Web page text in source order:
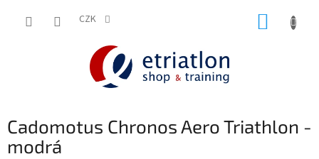
CZK
Cadomotus Chronos Aero Triathlon -
modrá
shop.etriatlon.cz - Chat